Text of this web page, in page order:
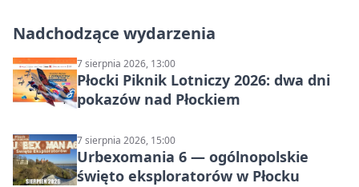
Nadchodzące wydarzenia
7 sierpnia 2026, 13:00
Płocki Piknik Lotniczy 2026: dwa dni
pokazów nad Płockiem
7 sierpnia 2026, 15:00
Urbexomania 6 — ogólnopolskie
święto eksploratorów w Płocku